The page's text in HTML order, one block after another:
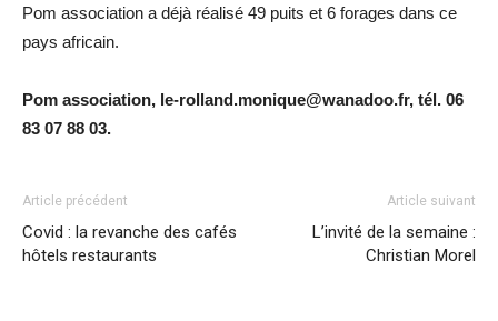
Pom association a déjà réalisé 49 puits et 6 forages dans ce
pays africain.
Pom association, le-rolland.monique@wanadoo.fr, tél. 06
83 07 88 03.
Article précédent
Covid : la revanche des cafés
hôtels restaurants
Article suivant
L’invité de la semaine :
Christian Morel